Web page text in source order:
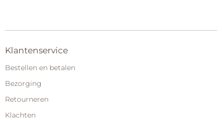
Klantenservice
Bestellen en betalen
Bezorging
Retourneren
Klachten